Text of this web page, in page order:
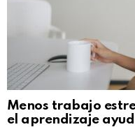
Menos trabajo
el aprendizaje